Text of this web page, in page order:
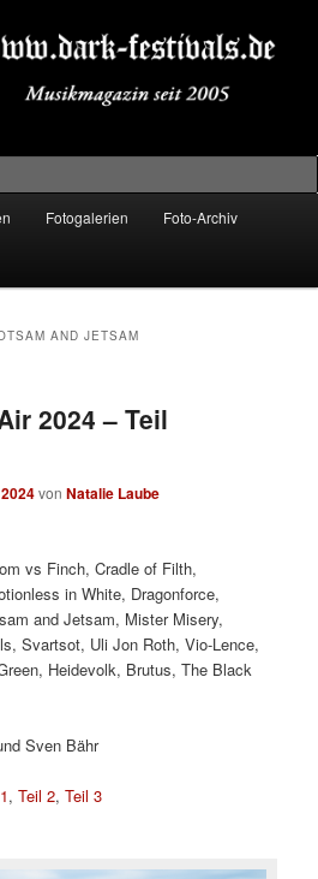
Fotogalerien Foto-Archiv
AND JETSAM
2024 – Teil
vonNatalie Laube
vs Finch, Cradle of Filth,
in White, Dragonforce,
and Jetsam, Mister Misery,
Svartsot, Uli Jon Roth, Vio-Lence,
Heidevolk, Brutus, The Black
Sven Bähr
,Teil 2,Teil 3